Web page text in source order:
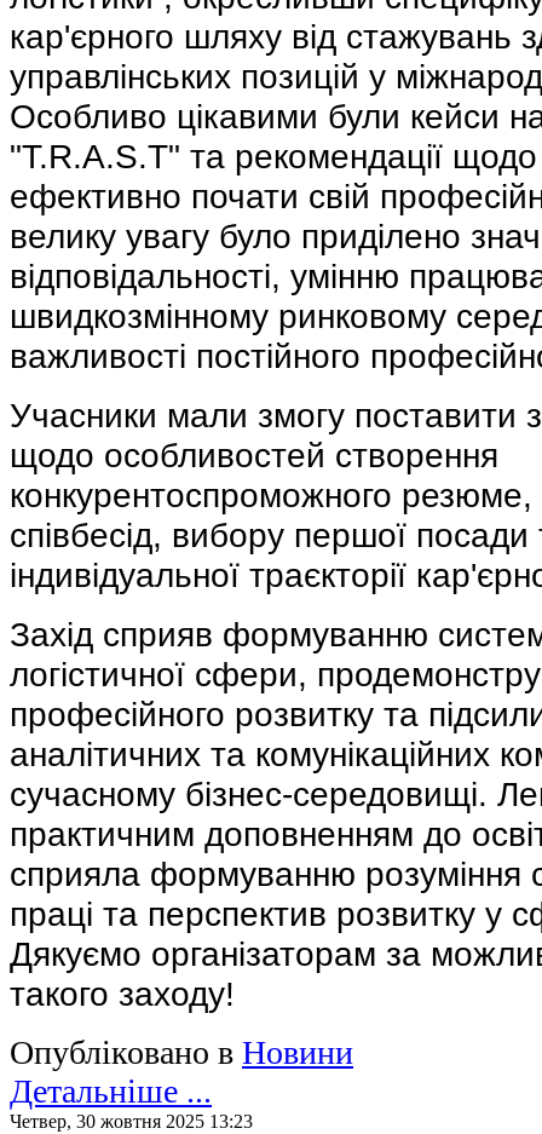
кар'єрного шляху від стажувань
управлінських позицій у
Особливо цікавими були кейси
"T.R.A.S.T" та рекомендації
ефективно почати свій
велику увагу було приділено
відповідальності, умінню
швидкозмінному ринковому
важливості постійного
Учасники мали змогу поставити
щодо особливостей створення
конкурентоспроможного
співбесід, вибору першої
індивідуальної траєкторії
Захід сприяв формуванню
логістичної сфери,
професійного розвитку та
аналітичних та комунікаційних
сучасному бізнес-середовищі.
практичним доповненням до
сприяла формуванню розуміння
праці та перспектив розвитку у
Дякуємо організаторам за
такого заходу!
Опубліковано в Новини
Детальніше ...
Четвер, 30 жовтня 2025 13:23